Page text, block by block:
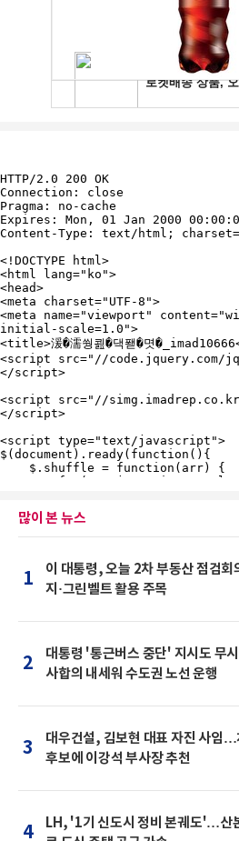
많이 본 뉴스
1
이 대통령, 오늘 2차 부동산 점검
지·그린벨트 활용 주목
2
대통령 '통근버스 중단' 지시도 무
사합의 내세워 수도권 노선 운행
3
대우건설, 김보현 대표 자진 사임…
후보에 이강석 부사장 추천
4
LH, '1기 신도시 정비 본궤도'…산